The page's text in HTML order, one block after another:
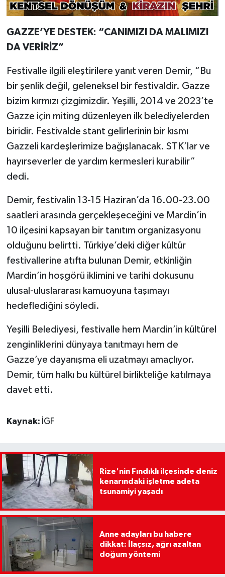
GAZZE’YE DESTEK: “CANIMIZI DA MALIMIZI
DA VERİRİZ”
Festivalle ilgili eleştirilere yanıt veren Demir, “Bu
bir şenlik değil, geleneksel bir festivaldir. Gazze
bizim kırmızı çizgimizdir. Yeşilli, 2014 ve 2023’te
Gazze için miting düzenleyen ilk belediyelerden
biridir. Festivalde stant gelirlerinin bir kısmı
Gazzeli kardeşlerimize bağışlanacak. STK’lar ve
hayırseverler de yardım kermesleri kurabilir”
dedi.
Demir, festivalin 13-15 Haziran’da 16.00-23.00
saatleri arasında gerçekleşeceğini ve Mardin’in
10 ilçesini kapsayan bir tanıtım organizasyonu
olduğunu belirtti. Türkiye’deki diğer kültür
festivallerine atıfta bulunan Demir, etkinliğin
Mardin’in hoşgörü iklimini ve tarihi dokusunu
ulusal-uluslararası kamuoyuna taşımayı
hedeflediğini söyledi.
Yeşilli Belediyesi, festivalle hem Mardin’in kültürel
zenginliklerini dünyaya tanıtmayı hem de
Gazze’ye dayanışma eli uzatmayı amaçlıyor.
Demir, tüm halkı bu kültürel birlikteliğe katılmaya
davet etti.
Kaynak: İGF
Rize'nin Fındıklı ilçesinde deniz
kenarındaki işletme adeta
tsunamiyi yaşadı
Anne adayları bu habere
dikkat: İlaçsız, ağrı azaltan
doğum yöntemi